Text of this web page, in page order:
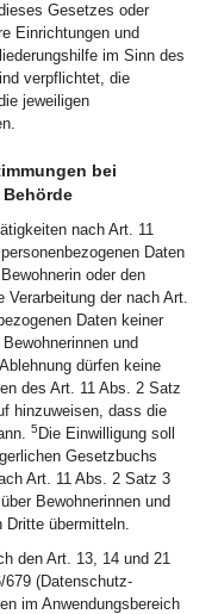
Gesetzes oder
Einrichtungen und
im Sinn des
verpflichtet, die
jeweiligen
bei
nach Art. 11
Daten
oder den
Verarbeitung der nach Art.
Daten keiner
und
dürfen keine
des Art. 11 Abs. 2 Satz
hinzuweisen, dass die
5 Die Einwilligung soll
Gesetzbuchs
Art. 11 Abs. 2 Satz 3
Bewohnerinnen und
Dritte übermitteln.
den Art. 13, 14 und 21
679 (Datenschutz-
im Anwendungsbereich